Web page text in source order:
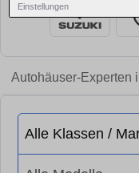
Einstellungen
Autohäuser-Experten